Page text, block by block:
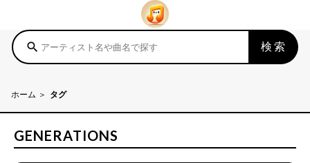
search 検索
ホーム タグ
GENERATIONS